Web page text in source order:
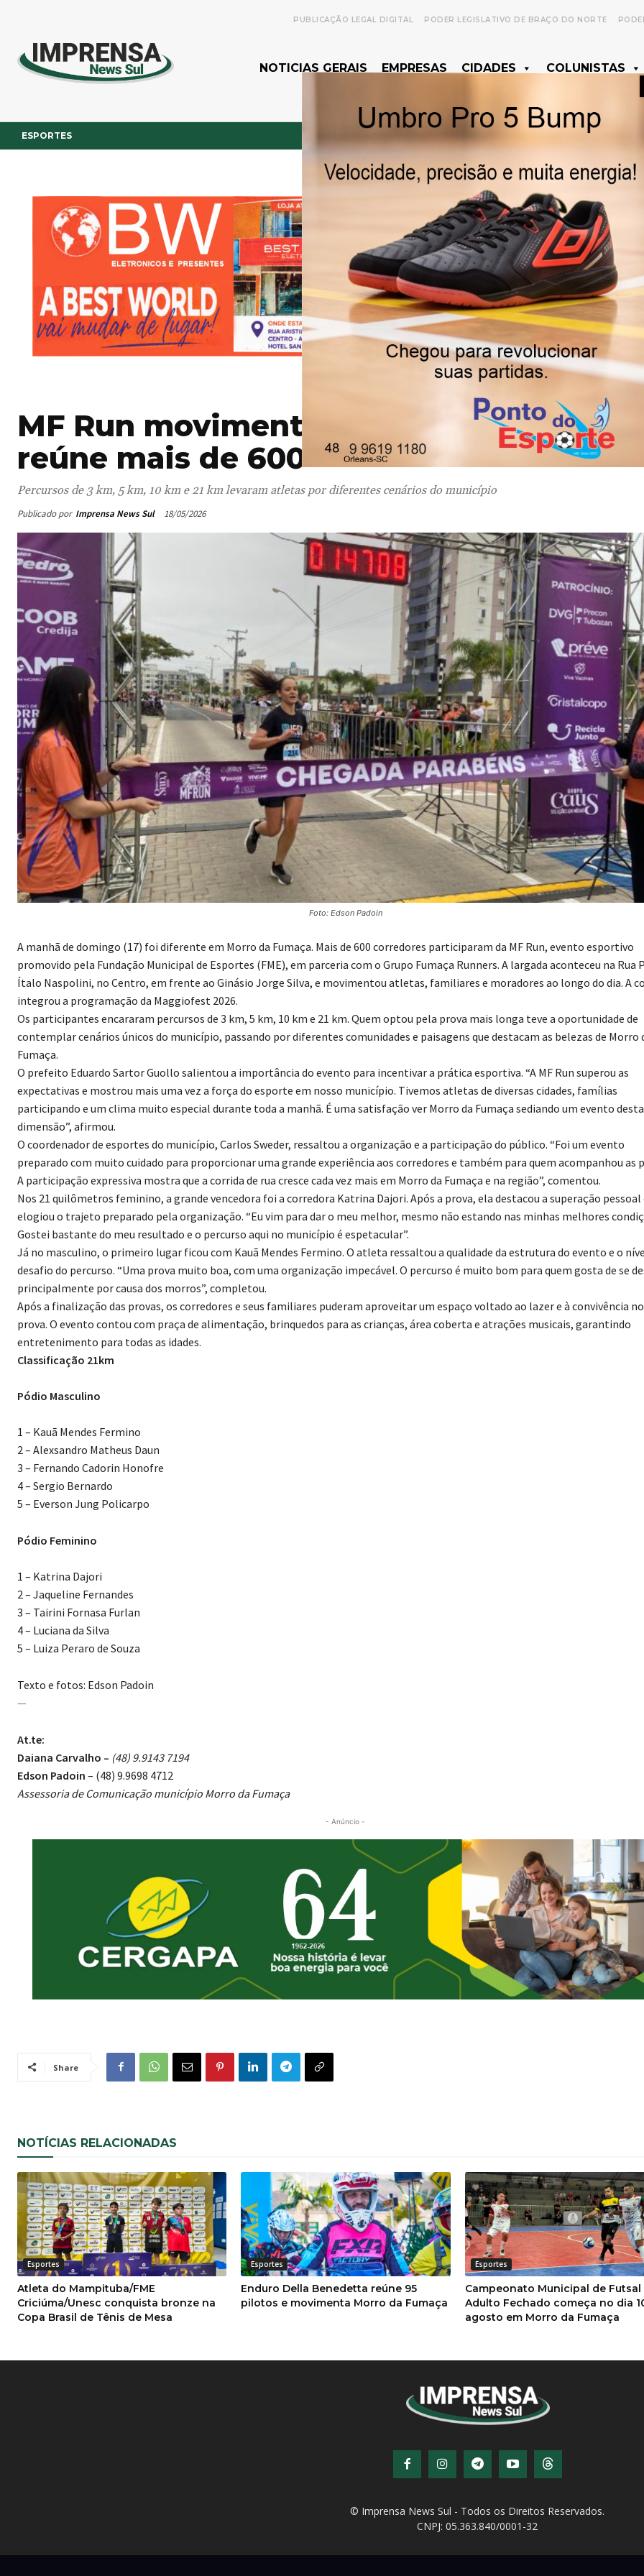
PUBLICAÇÃO LEGAL DIGITAL PODER LEGISLATIVO DE BRAÇO DO NORTE
NOTICIAS GERAIS EMPRESAS CIDADES COLUNISTAS
ESPORTES
- Anúncio -
MF Run movimenta Morro da Fumaça e
reúne mais de 600 corredores
Percursos de 3 km, 5 km, 10 km e 21 km levaram atletas por diferentes cenários do município
Publicado por Imprensa News Sul 18/05/2026
Foto: Edson Padoin
A manhã de domingo (17) foi diferente em Morro da Fumaça. Mais de 600 corredores participaram da MF Run, evento esportivo
promovido pela Fundação Municipal de Esportes (FME), em parceria com o Grupo Fumaça Runners. A largada aconteceu na Rua
Ítalo Naspolini, no Centro, em frente ao Ginásio Jorge Silva, e movimentou atletas, familiares e moradores ao longo do dia. A
integrou a programação da Maggiofest 2026.
Os participantes encararam percursos de 3 km, 5 km, 10 km e 21 km. Quem optou pela prova mais longa teve a oportunidade de
contemplar cenários únicos do município, passando por diferentes comunidades e paisagens que destacam as belezas de Morro
Fumaça.
O prefeito Eduardo Sartor Guollo salientou a importância do evento para incentivar a prática esportiva. “A MF Run superou as
expectativas e mostrou mais uma vez a força do esporte em nosso município. Tivemos atletas de diversas cidades, famílias
participando e um clima muito especial durante toda a manhã. É uma satisfação ver Morro da Fumaça sediando um evento desta
dimensão”, afirmou.
O coordenador de esportes do município, Carlos Sweder, ressaltou a organização e a participação do público. “Foi um evento
preparado com muito cuidado para proporcionar uma grande experiência aos corredores e também para quem acompanhou as
A participação expressiva mostra que a corrida de rua cresce cada vez mais em Morro da Fumaça e na região”, comentou.
Nos 21 quilômetros feminino, a grande vencedora foi a corredora Katrina Dajori. Após a prova, ela destacou a superação pessoal
elogiou o trajeto preparado pela organização. “Eu vim para dar o meu melhor, mesmo não estando nas minhas melhores
Gostei bastante do meu resultado e o percurso aqui no município é espetacular”.
Já no masculino, o primeiro lugar ficou com Kauã Mendes Fermino. O atleta ressaltou a qualidade da estrutura do evento e o
desafio do percurso. “Uma prova muito boa, com uma organização impecável. O percurso é muito bom para quem gosta de se
principalmente por causa dos morros”, completou.
Após a finalização das provas, os corredores e seus familiares puderam aproveitar um espaço voltado ao lazer e à convivência
prova. O evento contou com praça de alimentação, brinquedos para as crianças, área coberta e atrações musicais, garantindo
entretenimento para todas as idades.
Classificação 21km
Pódio Masculino
1 – Kauã Mendes Fermino
2 – Alexsandro Matheus Daun
3 – Fernando Cadorin Honofre
4 – Sergio Bernardo
5 – Everson Jung Policarpo
Pódio Feminino
1 – Katrina Dajori
2 – Jaqueline Fernandes
3 – Tairini Fornasa Furlan
4 – Luciana da Silva
5 – Luiza Peraro de Souza
Texto e fotos: Edson Padoin
—
At.te:
Daiana Carvalho – (48) 9.9143 7194
Edson Padoin – (48) 9.9698 4712
Assessoria de Comunicação município Morro da Fumaça
- Anúncio -
Share
NOTÍCIAS RELACIONADAS
Esportes
Atleta do Mampituba/FME
Criciúma/Unesc conquista bronze na
Copa Brasil de Tênis de Mesa
Esportes
Enduro Della Benedetta reúne 95
pilotos e movimenta Morro da Fumaça
Esportes
Campeonato Municipal de Futsal
Adulto Fechado começa no dia
agosto em Morro da Fumaça
© Imprensa News Sul - Todos os Direitos Reservados.
CNPJ: 05.363.840/0001-32